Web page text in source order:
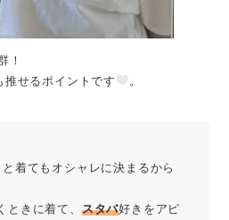
！
せるポイントです
。
着てもオシャレに決まるから
ときに着て、 スタバ好きをアピ